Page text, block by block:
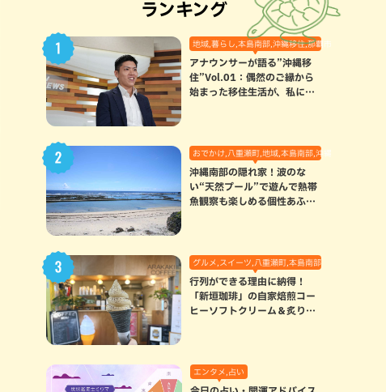
ランキング
地域,暮らし,本島南部,沖縄移住,那覇市
アナウンサーが語る”沖縄移
住”Vol.01：偶然のご縁から
始まった移住生活が、私にと
おでかけ,八重瀬町,地域,本島南部,沖縄の海,自然
沖縄南部の隠れ家！波のな
い“天然プール”で遊んで熱帯
魚観察も楽しめる個性あふれ
グルメ,スイーツ,八重瀬町,本島南部
行列ができる理由に納得！
「新垣珈琲」の自家焙煎コー
ヒーソフトクリーム＆炙りマ
エンタメ,占い